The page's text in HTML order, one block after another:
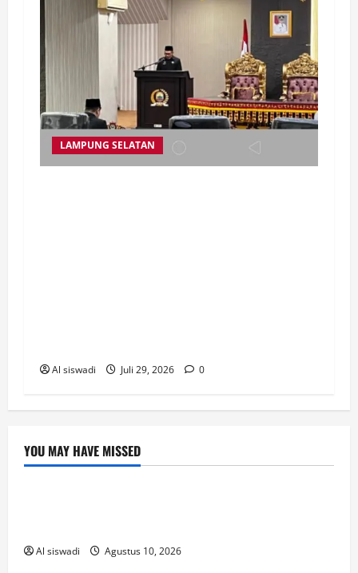
LAMPUNG SELATAN
Al siswadi Juli 29, 2026 0
YOU MAY HAVE MISSED
Uncategorized
Al siswadi Agustus 10, 2026
Uncategorized